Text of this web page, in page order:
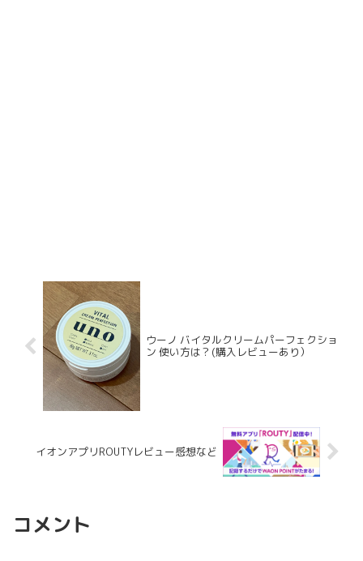
ウーノ バイタルクリームパーフェクショ
ン 使い方は？(購入レビューあり）
イオンアプリROUTYレビュー感想など
コメント